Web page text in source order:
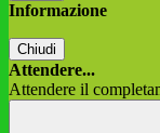
Informazione
Chiudi
Attendere...
Attendere il